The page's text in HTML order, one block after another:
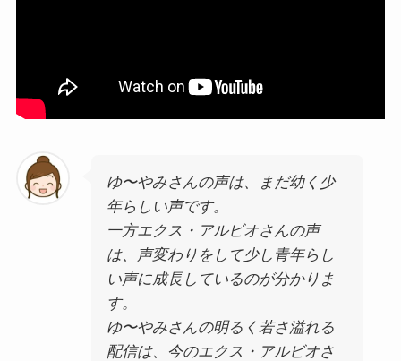
ゆ〜やみさんの声は、まだ幼く少
年らしい声です。
一方エクス・アルビオさんの声
は、声変わりをして少し青年らし
い声に成長しているのが分かりま
す。
ゆ〜やみさんの明るく若さ溢れる
配信は、今のエクス・アルビオさ